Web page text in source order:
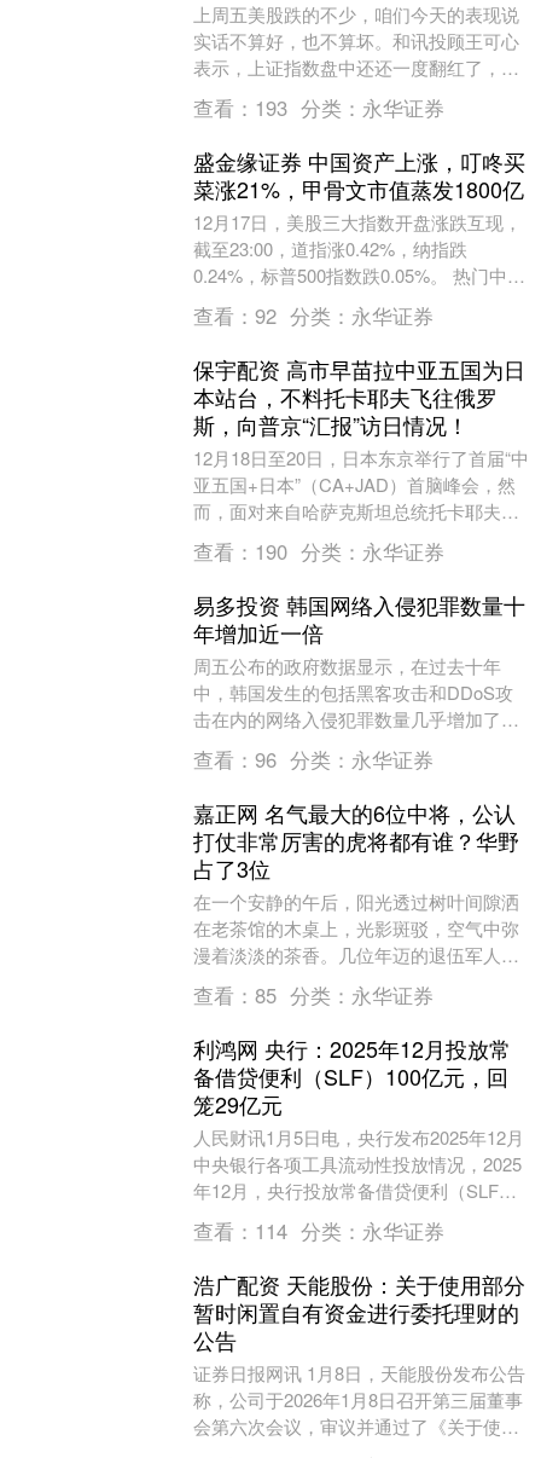
上周五美股跌的不少，咱们今天的表现说
实话不算好，也不算坏。和讯投顾王可心
表示，上证指数盘中还还一度翻红了，但
双创很明显受外围影响比较大，跌的多了
一点。现在的技术....
查看： 193 分类： 永华证券
盛金缘证券 中国资产上涨，叮咚买
菜涨21%，甲骨文市值蒸发1800亿
12月17日，美股三大指数开盘涨跌互现，
截至23:00，道指涨0.42%，纳指跌
0.24%，标普500指数跌0.05%。 热门中概
股多数上涨，纳斯达克中国金龙指....
查看： 92 分类： 永华证券
保宇配资 高市早苗拉中亚五国为日
本站台，不料托卡耶夫飞往俄罗
斯，向普京“汇报”访日情况！
12月18日至20日，日本东京举行了首届“中
亚五国+日本”（CA+JAD）首脑峰会，然
而，面对来自哈萨克斯坦总统托卡耶夫
的“反核警告”，高市的努力不仅显得苍白
无....
查看： 190 分类： 永华证券
易多投资 韩国网络入侵犯罪数量十
年增加近一倍
周五公布的政府数据显示，在过去十年
中，韩国发生的包括黑客攻击和DDoS攻
击在内的网络入侵犯罪数量几乎增加了一
倍。 根据韩国数据和统计部的数据，此类
事件的数量在2....
查看： 96 分类： 永华证券
嘉正网 名气最大的6位中将，公认
打仗非常厉害的虎将都有谁？华野
占了3位
在一个安静的午后，阳光透过树叶间隙洒
在老茶馆的木桌上，光影斑驳，空气中弥
漫着淡淡的茶香。几位年迈的退伍军人围
坐在一起，渐渐地，他们的谈话从日常琐
事转向了那些曾经....
查看： 85 分类： 永华证券
利鸿网 央行：2025年12月投放常
备借贷便利（SLF）100亿元，回
笼29亿元
人民财讯1月5日电，央行发布2025年12月
中央银行各项工具流动性投放情况，2025
年12月，央行投放常备借贷便利（SLF）
100亿元，回笼29亿元。....
查看： 114 分类： 永华证券
浩广配资 天能股份：关于使用部分
暂时闲置自有资金进行委托理财的
公告
证券日报网讯 1月8日，天能股份发布公告
称，公司于2026年1月8日召开第三届董事
会第六次会议，审议并通过了《关于使用